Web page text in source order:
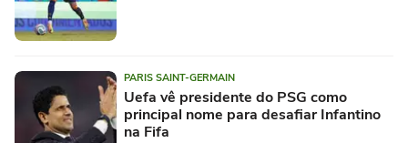
PARIS SAINT-GERMAIN
Uefa vê presidente do PSG como
principal nome para desafiar Infantino
na Fifa